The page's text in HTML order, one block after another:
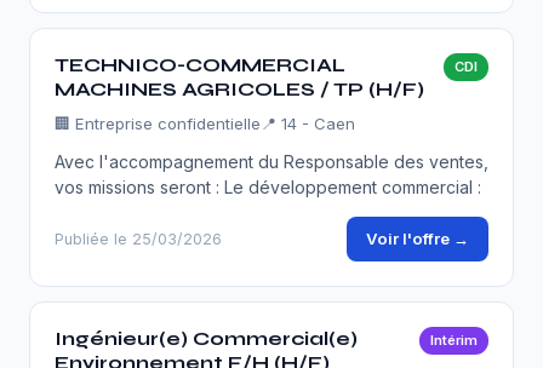
TECHNICO-COMMERCIAL
MACHINES AGRICOLES / TP (H/F)
CDI
🏢 Entreprise confidentielle 📍 14 - Caen
Avec l'accompagnement du Responsable des ventes,
vos missions seront : Le développement commercial :
Publiée le 25/03/2026 Voir l'offre →
Ingénieur(e) Commercial(e)
Environnement F/H (H/F)
Intérim